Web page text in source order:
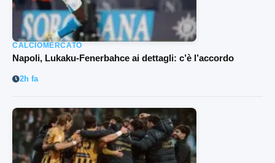
CALCIOMERCATO
Napoli, Lukaku-Fenerbahce ai dettagli: c’è l’accordo
2h fa